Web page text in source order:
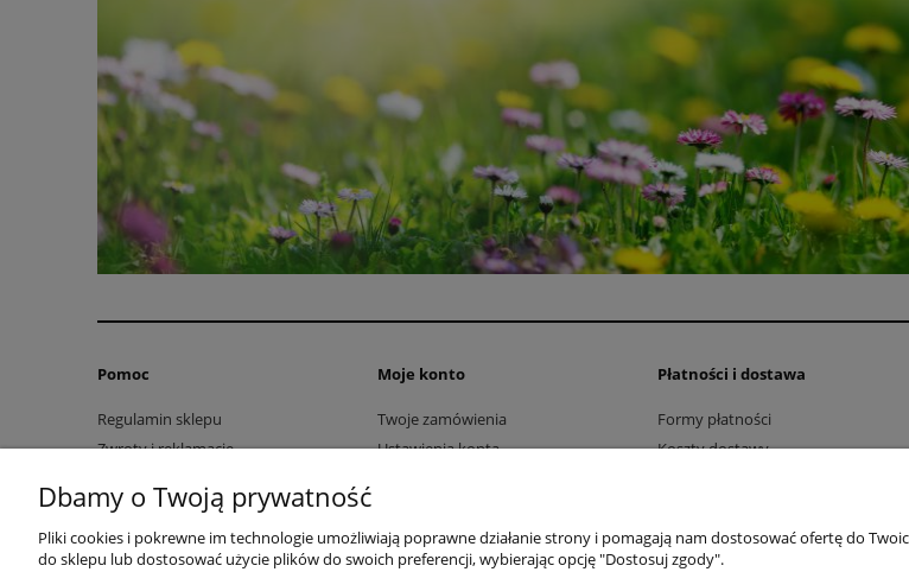
Pomoc
Regulamin sklepu
Zwroty i reklamacje
Moje konto
Twoje zamówienia
Ustawienia konta
Płatności i dostawa
Formy płatności
Koszty dostawy
Dbamy o Twoją prywatność
Pliki cookies i pokrewne im technologie umożliwiają poprawne działanie strony i pomagają nam dostosować ofertę do
do sklepu lub dostosować użycie plików do swoich preferencji, wybierając opcję "Dostosuj zgody".